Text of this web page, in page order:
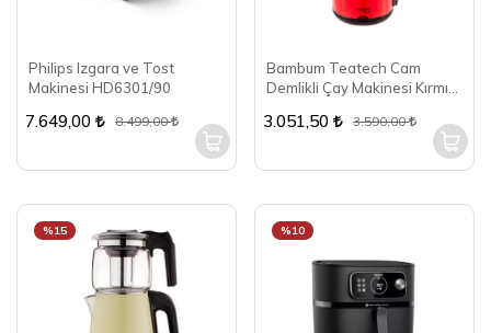
Philips Izgara ve Tost
Makinesi HD6301/90
7.649,00 8.499,00
Bambum Teatech Cam
Demlikli Çay Makinesi Kırmızı
3.051,50 3.590,00
%15 %10